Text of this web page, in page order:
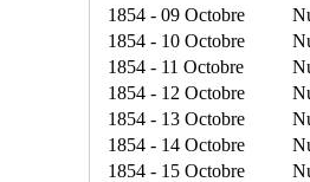
1854 - 09 Octobre
1854 - 10 Octobre
1854 - 11 Octobre
1854 - 12 Octobre
1854 - 13 Octobre
1854 - 14 Octobre
1854 - 15 Octobre